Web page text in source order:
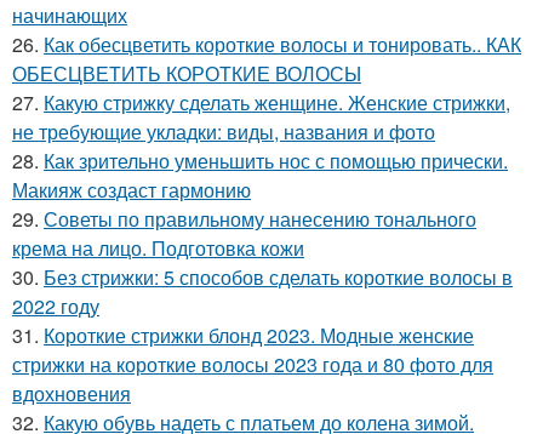
начинающих
26. Как обесцветить короткие волосы и тонировать.. КАК
ОБЕСЦВЕТИТЬ КОРОТКИЕ ВОЛОСЫ
27. Какую стрижку сделать женщине. Женские стрижки,
не требующие укладки: виды, названия и фото
28. Как зрительно уменьшить нос с помощью прически.
Макияж создаст гармонию
29. Советы по правильному нанесению тонального
крема на лицо. Подготовка кожи
30. Без стрижки: 5 способов сделать короткие волосы в
2022 году
31. Короткие стрижки блонд 2023. Модные женские
стрижки на короткие волосы 2023 года и 80 фото для
вдохновения
32. Какую обувь надеть с платьем до колена зимой.